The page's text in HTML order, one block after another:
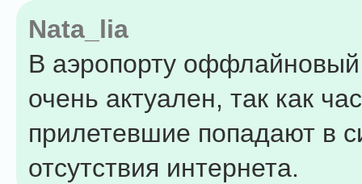
Nata_lia
В аэропорту оффлайновый
очень актуален, так как
прилетевшие попадают в
отсутствия интернета.